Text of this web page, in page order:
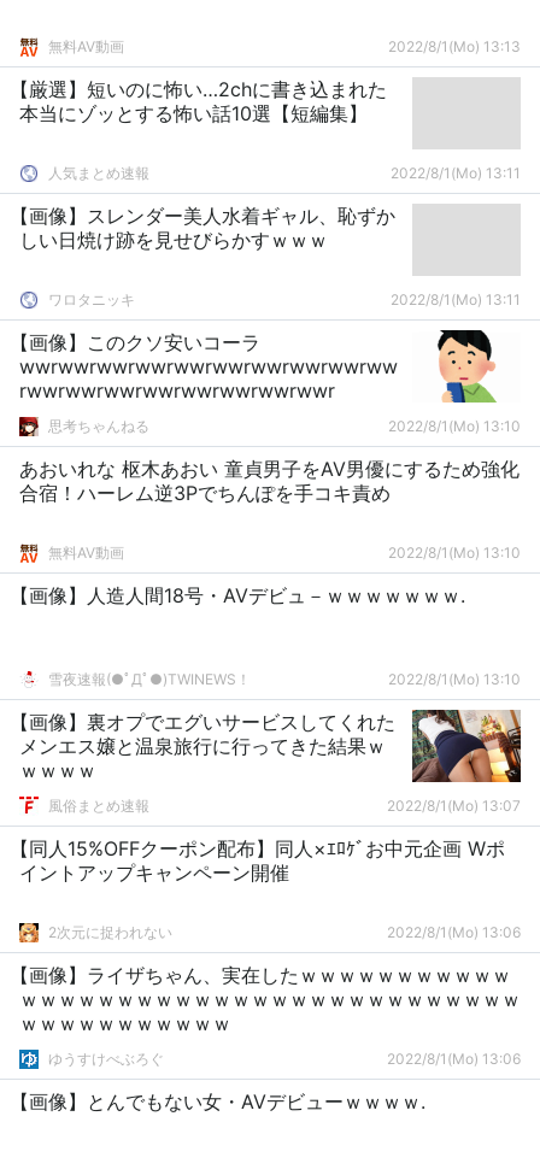
無料AV動画 2022/8/1(Mo) 13:13
【厳選】短いのに怖い…2chに書き込まれた
本当にゾッとする怖い話10選【短編集】
人気まとめ速報 2022/8/1(Mo) 13:11
【画像】スレンダー美人水着ギャル、恥ずか
しい日焼け跡を見せびらかすｗｗｗ
ワロタニッキ 2022/8/1(Mo) 13:11
【画像】このクソ安いコーラ
wwrwwrwwrwwrwwrwwrwwrwwrwwrww
rwwrwwrwwrwwrwwrwwrwwrwwr
思考ちゃんねる 2022/8/1(Mo) 13:10
あおいれな 枢木あおい 童貞男子をAV男優にするため強化
合宿！ハーレム逆3Pでちんぽを手コキ責め
無料AV動画 2022/8/1(Mo) 13:10
【画像】人造人間18号・AVデビュ－ｗｗｗｗｗｗｗ.
雪夜速報(●ﾟДﾟ●)TWINEWS！ 2022/8/1(Mo) 13:10
【画像】裏オプでエグいサービスしてくれた
メンエス嬢と温泉旅行に行ってきた結果ｗ
ｗｗｗｗ
風俗まとめ速報 2022/8/1(Mo) 13:07
【同人15%OFFクーポン配布】同人×ｴﾛｹﾞお中元企画 Wポ
イントアップキャンペーン開催
2次元に捉われない 2022/8/1(Mo) 13:06
【画像】ライザちゃん、実在したｗｗｗｗｗｗｗｗｗｗｗ
ｗｗｗｗｗｗｗｗｗｗｗｗｗｗｗｗｗｗｗｗｗｗｗｗｗｗ
ｗｗｗｗｗｗｗｗｗｗｗ
ゆうすけべぶろぐ 2022/8/1(Mo) 13:06
【画像】とんでもない女・AVデビューｗｗｗｗ.